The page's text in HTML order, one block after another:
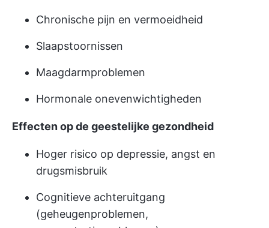
Chronische pijn en vermoeidheid
Slaapstoornissen
Maagdarmproblemen
Hormonale onevenwichtigheden
Effecten op de geestelijke gezondheid
Hoger risico op depressie, angst en
drugsmisbruik
Cognitieve achteruitgang
(geheugenproblemen,